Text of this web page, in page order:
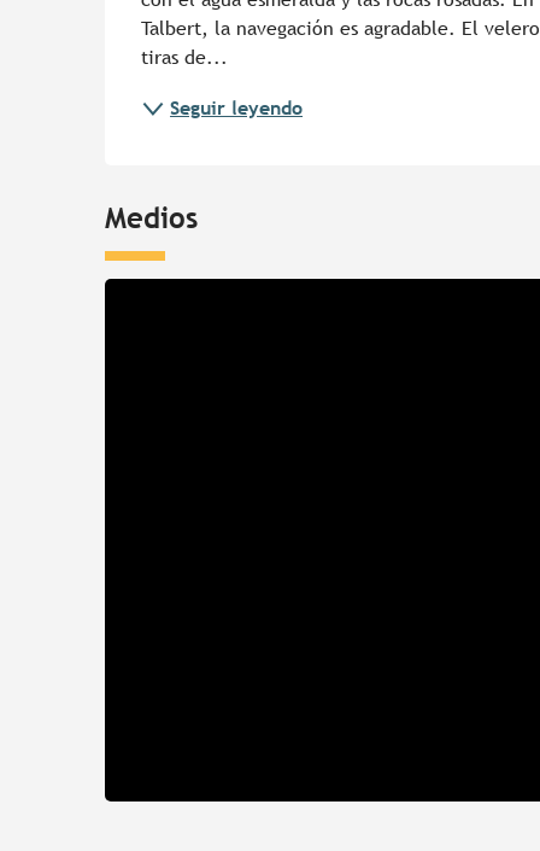
Talbert, la navegación es agradable. El
tiras de...
Seguir leyendo
Medios